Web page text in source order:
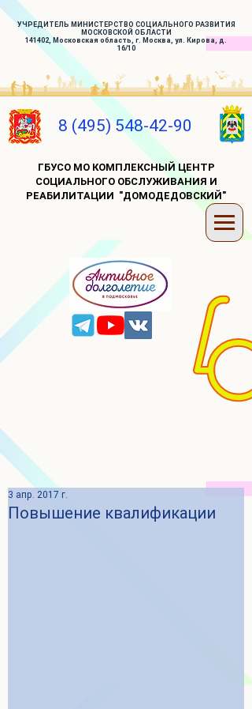
УЧРЕДИТЕЛЬ МИНИСТЕРСТВО СОЦИАЛЬНОГО РАЗВИТИЯ
МОСКОВСКОЙ ОБЛАСТИ
141402, Московская область, г. Москва, ул. Кирова, д.
16/10
8 (495) 548-42-90
ГБУСО МО КОМПЛЕКСНЫЙ ЦЕНТР
СОЦИАЛЬНОГО ОБСЛУЖИВАНИЯ И
РЕАБИЛИТАЦИИ "ДОМОДЕДОВСКИЙ"
Повышение квалификации
3 апр. 2017 г.